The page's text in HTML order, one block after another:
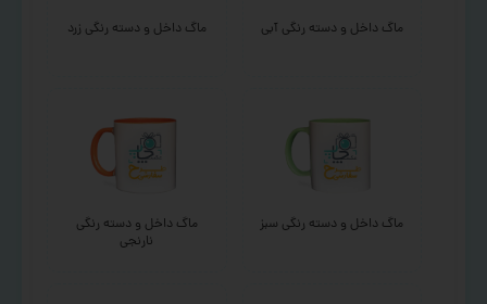
ماگ داخل و دسته رنگی آبی ماگ داخل و دسته رنگی زرد
ماگ داخل و دسته رنگی سبز
ماگ داخل و دسته رنگی
نارنجی